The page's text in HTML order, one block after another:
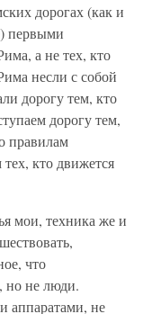
дорогах (как и
первыми
а не тех, кто
несли с собой
дорогу тем, кто
дорогу тем,
правилам
кто движется
мои, техника же и
что
но не люди.
аппаратами, не